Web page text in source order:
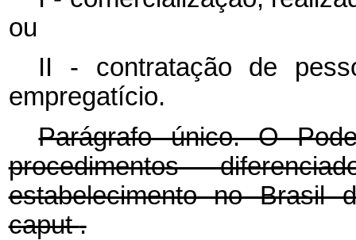
ou
II - contratação de
empregatício.
Parágrafo único. O
procedimentos
estabelecimento no Brasil
caput.